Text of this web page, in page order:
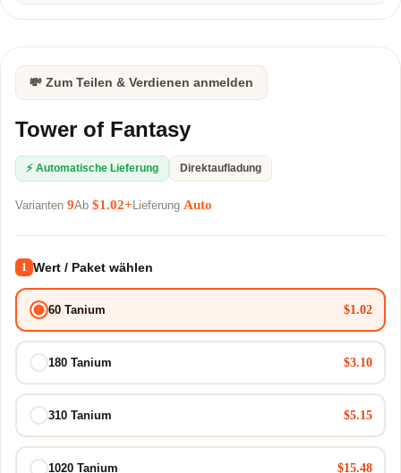
💸 Zum Teilen & Verdienen anmelden
Tower of Fantasy
⚡ Automatische Lieferung Direktaufladung
Varianten 9Ab $1.02+ Lieferung Auto
1 Wert / Paket wählen
60 Tanium $1.02
180 Tanium $3.10
310 Tanium $5.15
1020 Tanium $15.48